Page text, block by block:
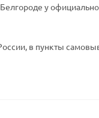
у
в пункты